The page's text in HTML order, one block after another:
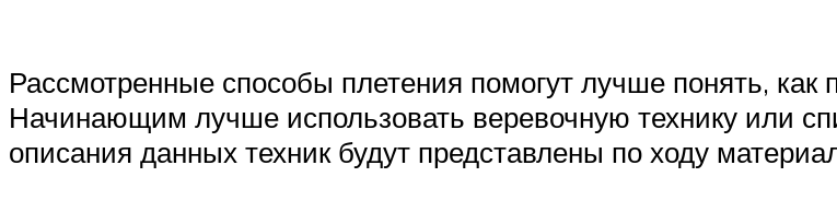
Рассмотренные способы плетения помогут лучше понять, как
Начинающим лучше использовать веревочную технику или
описания данных техник будут представлены по ходу